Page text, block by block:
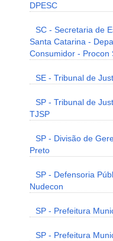
DPESC
SC - Secretaria de
Santa Catarina -
Consumidor - Procon
SE - Tribunal de
SP - Tribunal de
TJSP
SP - Divisão de
Preto
SP - Defensoria
Nudecon
SP - Prefeitura
SP - Prefeitura